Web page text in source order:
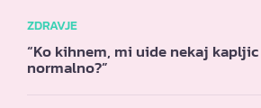
ZDRAVJE
“Ko kihnem, mi uide nekaj
normalno?”